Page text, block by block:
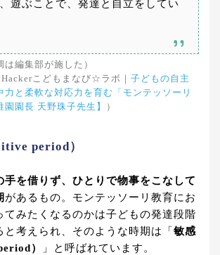
遊ぶことで、発達と自立をしてい
は編集部が施した）
こどもまなび☆ラボ｜ 子どもの自主
力と柔軟な対応力を育む「モンテッソーリ
園長 天野珠子先生】
）
period）
手を借りず、ひとりで物事をこなして
があるもの。モンテッソーリ教育にお
てみたくなるのかは子どもの発達段階
と考えられ、そのような時期は「 敏感
）
」と呼ばれています。